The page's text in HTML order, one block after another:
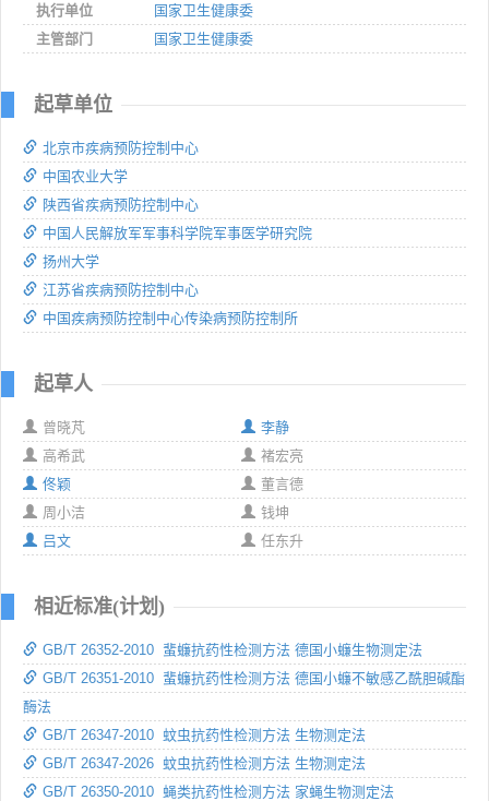
执行单位
国家卫生健康委
主管部门
国家卫生健康委
起草单位
北京市疾病预防控制中心
中国农业大学
陕西省疾病预防控制中心
中国人民解放军军事科学院军事医学研究院
扬州大学
江苏省疾病预防控制中心
中国疾病预防控制中心传染病预防控制所
起草人
曾晓芃
李静
高希武
褚宏亮
佟颖
董言德
周小洁
钱坤
吕文
任东升
相近标准(计划)
GB/T 26352-2010 蜚蠊抗药性检测方法 德国小蠊生物测定法
GB/T 26351-2010 蜚蠊抗药性检测方法 德国小蠊不敏感乙酰胆碱酯
酶法
GB/T 26347-2010 蚊虫抗药性检测方法 生物测定法
GB/T 26347-2026 蚊虫抗药性检测方法 生物测定法
GB/T 26350-2010 蝇类抗药性检测方法 家蝇生物测定法